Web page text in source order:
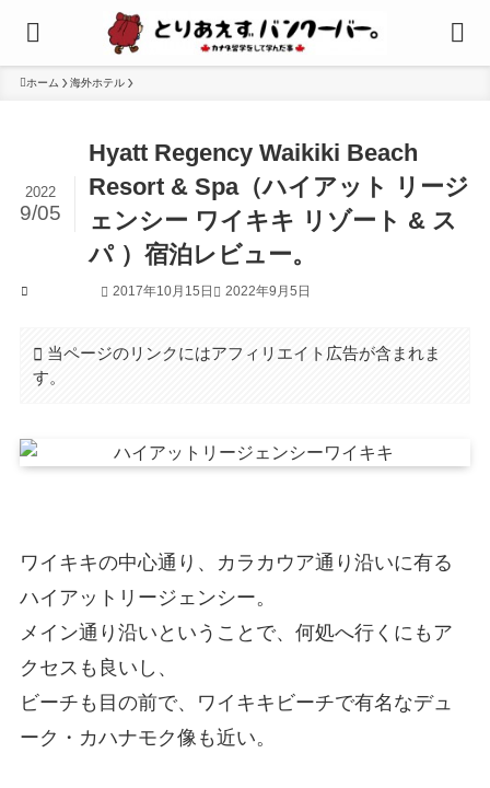
ホーム 海外ホテル
Hyatt Regency Waikiki Beach
Resort & Spa（ハイアット リージ
ェンシー ワイキキ リゾート & ス
パ ）宿泊レビュー。
2022
9/05
2017年10月15日 2022年9月5日
当ページのリンクにはアフィリエイト広告が含まれま
す。
ワイキキの中心通り、カラカウア通り沿いに有る
ハイアットリージェンシー。
メイン通り沿いということで、何処へ行くにもア
クセスも良いし、
ビーチも目の前で、ワイキキビーチで有名なデュ
ーク・カハナモク像も近い。